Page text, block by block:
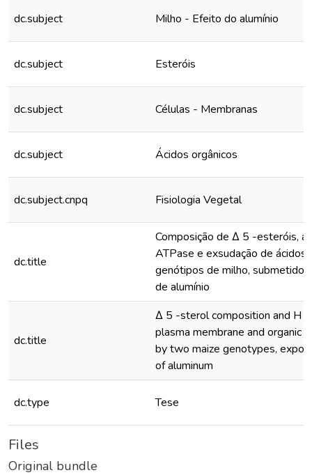
dc.subject Milho - Efeito do alumínio
dc.subject Esteróis
dc.subject Células - Membranas
dc.subject Ácidos orgânicos
dc.subject.cnpq Fisiologia Vegetal
dc.title
Composição de ∆ 5 -esteróis,
ATPase e exsudação de ácidos
genótipos de milho,
de alumínio
dc.title
∆ 5 -sterol composition and H
plasma membrane and organic
by two maize genotypes,
of aluminum
dc.type Tese
Files
Original bundle